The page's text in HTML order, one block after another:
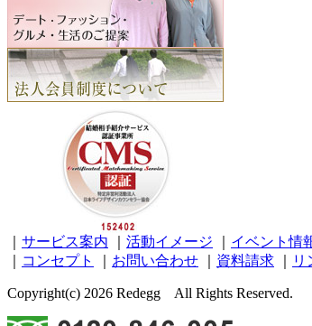
サービス案内 活動イメージ イベント情
コンセプト お問い合わせ 資料請求 リ
Copyright(c) 2026 Redegg All Rights Reserved.